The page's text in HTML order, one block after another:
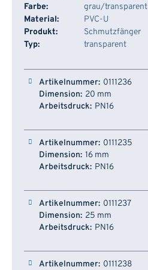
Farbe:
grau/transparent
Material:
PVC-U
Produkt:
Schmutzfänger
Typ:
transparent
Artikelnummer Dimension
0111236
20 mm
PN16
0111235
16 mm
PN16
0111237
25 mm
PN16
0111238